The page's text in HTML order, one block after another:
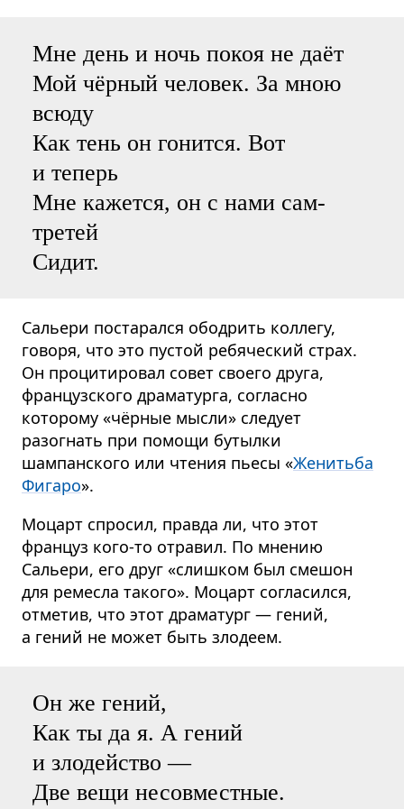
Мне день и ночь покоя не даёт
Мой чёрный человек. За мною
всюду
Как тень он гонится. Вот
и теперь
Мне кажется, он с нами сам-
третей
Сидит.
Сальери постарался ободрить коллегу,
говоря, что это пустой ребяческий страх.
Он процитировал совет своего друга,
французского драматурга, согласно
которому «чёрные мысли» следует
разогнать при помощи бутылки
шампанского или чтения пьесы «Женитьба
Фигаро».
Моцарт спросил, правда ли, что этот
француз кого-то отравил. По мнению
Сальери, его друг «слишком был смешон
для ремесла такого». Моцарт согласился,
отметив, что этот драматург — гений,
а гений не может быть злодеем.
Он же гений,
Как ты да я. А гений
и злодейство —
Две вещи несовместные.